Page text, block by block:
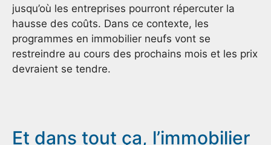
jusqu’où les entreprises pourront répercuter la
hausse des coûts. Dans ce contexte, les
programmes en immobilier neufs vont se
restreindre au cours des prochains mois et les prix
devraient se tendre.
Et dans tout ça, l’immobilier